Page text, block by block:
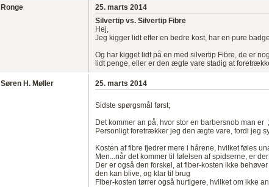
Ronge
25. marts 2014
Silvertip vs. Silvertip Fibre
Hej,
Jeg kigger lidt efter en bedre kost, har en pure
Og har kigget lidt på en med silvertip Fibre, de er
lidt penge, eller er den ægte vare stadig at
Søren H. Møller 25. marts 2014
Sidste spørgsmål først;
Det kommer an på, hvor stor en barbersnob man er
Personligt foretrækker jeg den ægte vare, fordi jeg
Kosten af fibre fjedrer mere i hårene, hvilket føles
Men...når det kommer til følelsen af spidserne, er
Der er også den forskel, at fiber-kosten ikke
den kan blive, og klar til brug
Fiber-kosten tørrer også hurtigere, hvilket om ikke